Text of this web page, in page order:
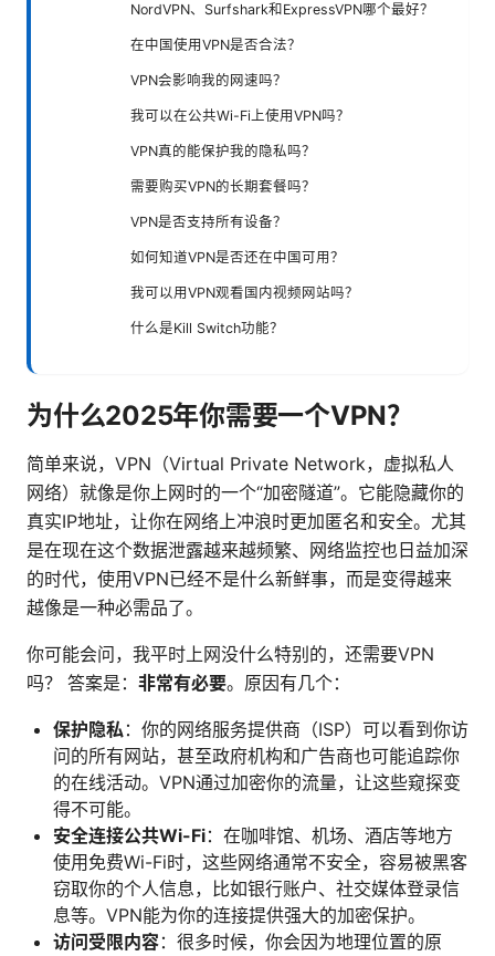
NordVPN、Surfshark和ExpressVPN哪个最好？
在中国使用VPN是否合法？
VPN会影响我的网速吗？
我可以在公共Wi-Fi上使用VPN吗？
VPN真的能保护我的隐私吗？
需要购买VPN的长期套餐吗？
VPN是否支持所有设备？
如何知道VPN是否还在中国可用？
我可以用VPN观看国内视频网站吗？
什么是Kill Switch功能？
为什么2025年你需要一个VPN？
简单来说，VPN（Virtual Private Network，虚拟私人
网络）就像是你上网时的一个“加密隧道”。它能隐藏你的
真实IP地址，让你在网络上冲浪时更加匿名和安全。尤其
是在现在这个数据泄露越来越频繁、网络监控也日益加深
的时代，使用VPN已经不是什么新鲜事，而是变得越来
越像是一种必需品了。
你可能会问，我平时上网没什么特别的，还需要VPN
吗？ 答案是： 非常有必要。原因有几个：
保护隐私：你的网络服务提供商（ISP）可以看到你访
问的所有网站，甚至政府机构和广告商也可能追踪你
的在线活动。VPN通过加密你的流量，让这些窥探变
得不可能。
安全连接公共Wi-Fi：在咖啡馆、机场、酒店等地方
使用免费Wi-Fi时，这些网络通常不安全，容易被黑客
窃取你的个人信息，比如银行账户、社交媒体登录信
息等。VPN能为你的连接提供强大的加密保护。
访问受限内容：很多时候，你会因为地理位置的原